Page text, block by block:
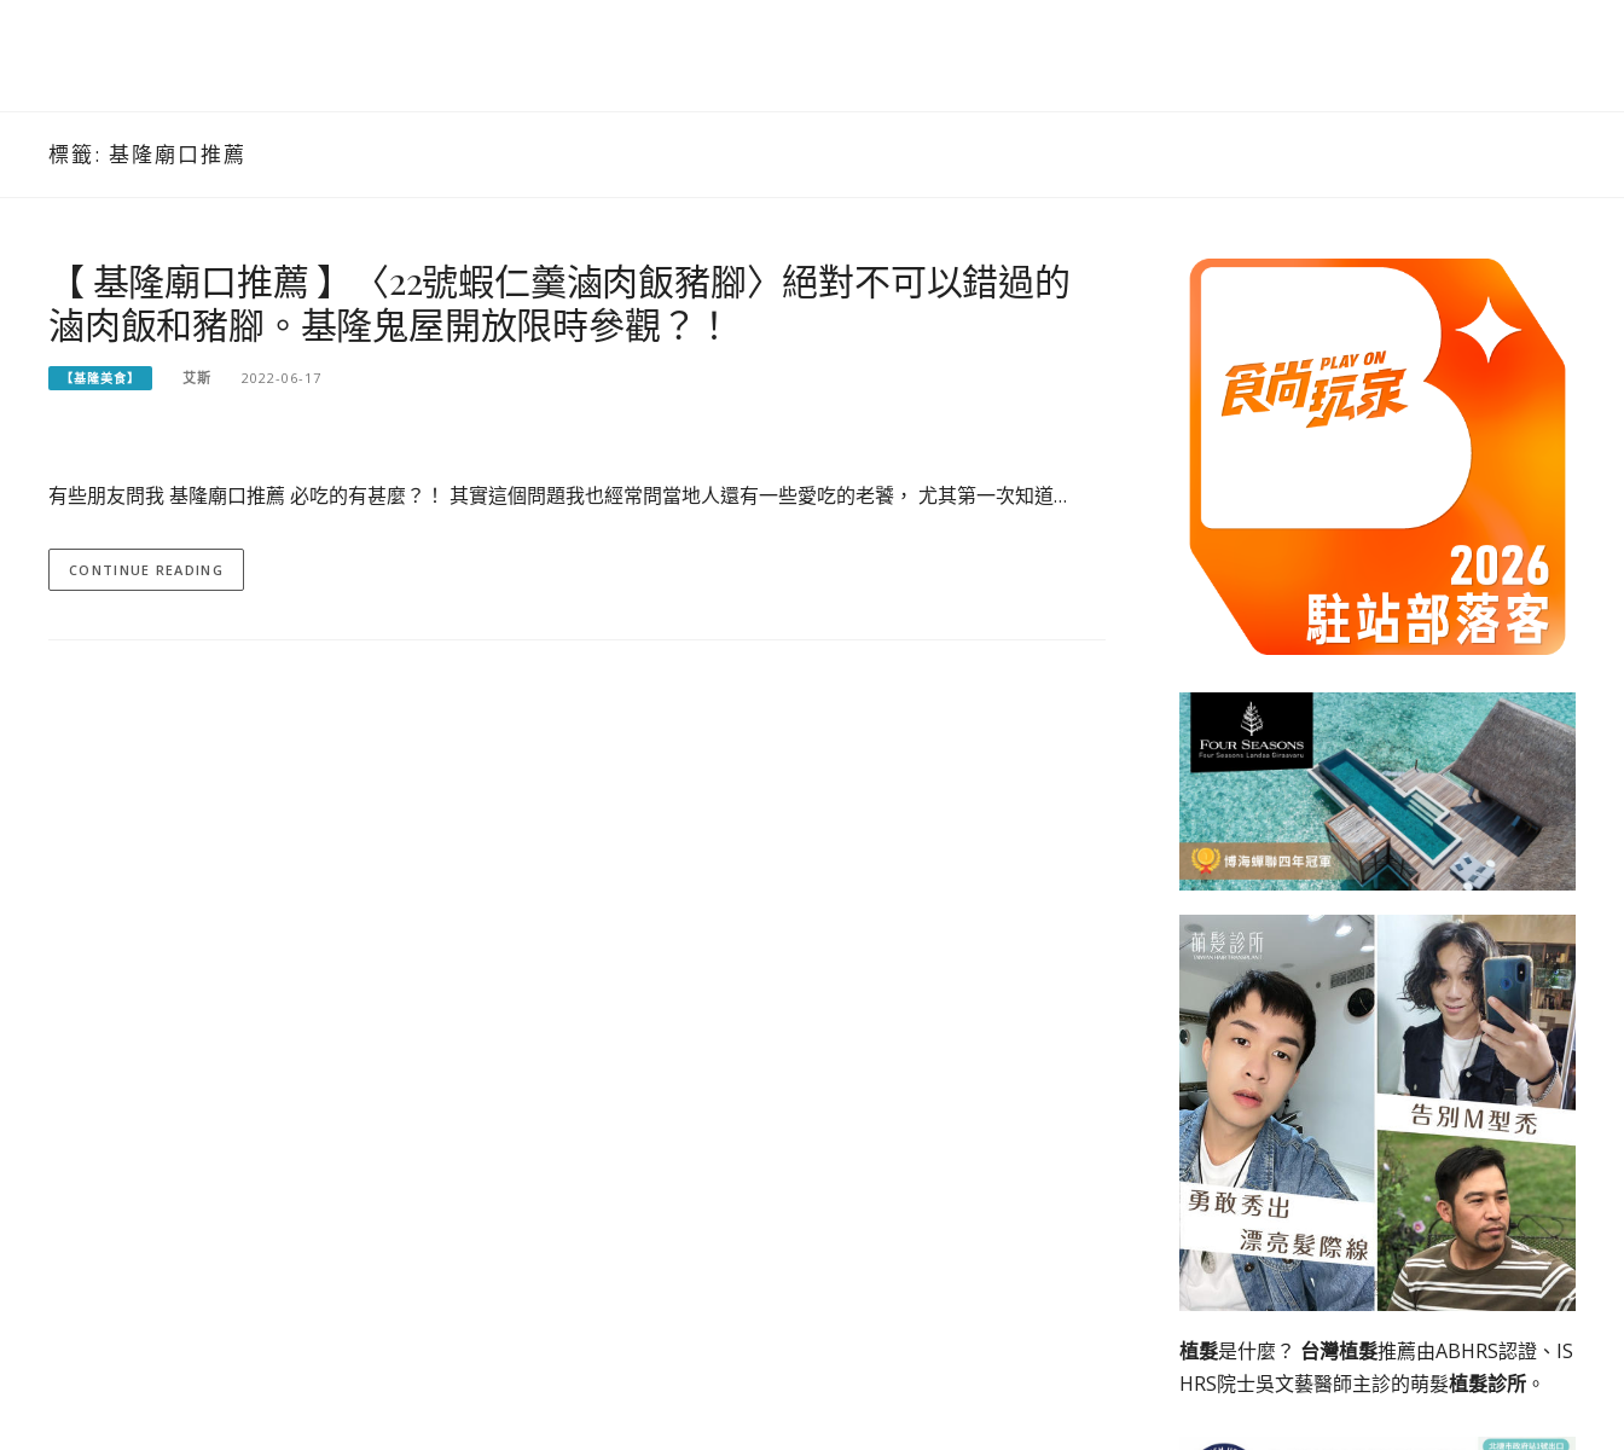
標籤: 基隆廟口推薦
【 基隆廟口推薦 】〈22號蝦仁羹滷肉飯豬腳〉絕對不可以錯過的
滷肉飯和豬腳。基隆鬼屋開放限時參觀？！
【基隆美食】 艾斯 2022-06-17
有些朋友問我 基隆廟口推薦 必吃的有甚麼？！ 其實這個問題我也經常問當地人還有一些愛吃的老饕， 尤其第一次知道…
CONTINUE READING
植髮是什麼？ 台灣植髮推薦由ABHRS認證、IS
HRS院士吳文藝醫師主診的萌髮植髮診所。